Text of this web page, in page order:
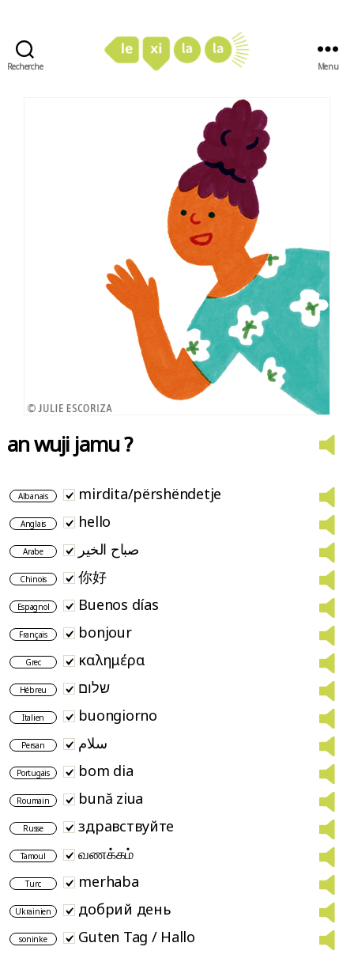
Recherche Menu
an wuji jamu ?
Albanais mirdita/përshëndetje
Anglais hello
Arabe صباح الخير
Chinois 你好
Espagnol Buenos días
Français bonjour
Grec καλημέρα
Hébreu שלום
Italien buongiorno
Persan سلام
Portugais bom dia
Roumain bună ziua
Russe здравствуйте
Tamoul வணக்கம்
Turc merhaba
Ukrainien добрий день
soninke Guten Tag / Hallo